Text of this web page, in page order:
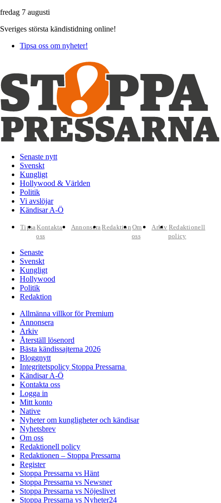
fredag 7 augusti
Sveriges största kändistidning online!
Tipsa oss om nyheter!
Senaste nytt
Svenskt
Kungligt
Hollywood & Världen
Politik
Vi avslöjar
Kändisar A-Ö
TipsaKontakta
oss
AnnonseraRedaktion Om
oss
Arkiv Redaktionell
policy
Senaste
Svenskt
Kungligt
Hollywood
Politik
Redaktion
Allmänna villkor för Premium
Annonsera
Arkiv
Återställ lösenord
Bästa kändissajterna 2026
Bloggnytt
Integritetspolicy Stoppa Pressarna
Kändisar A-Ö
Kontakta oss
Logga in
Mitt konto
Native
Nyheter om kungligheter och kändisar
Nyhetsbrev
Om oss
Redaktionell policy
Redaktionen – Stoppa Pressarna
Register
Stoppa Pressarna vs Hänt
Stoppa Pressarna vs Newsner
Stoppa Pressarna vs Nöjeslivet
Stoppa Pressarna vs Nyheter24